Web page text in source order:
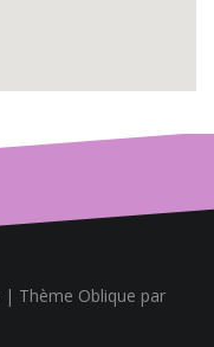
| Thème Oblique par